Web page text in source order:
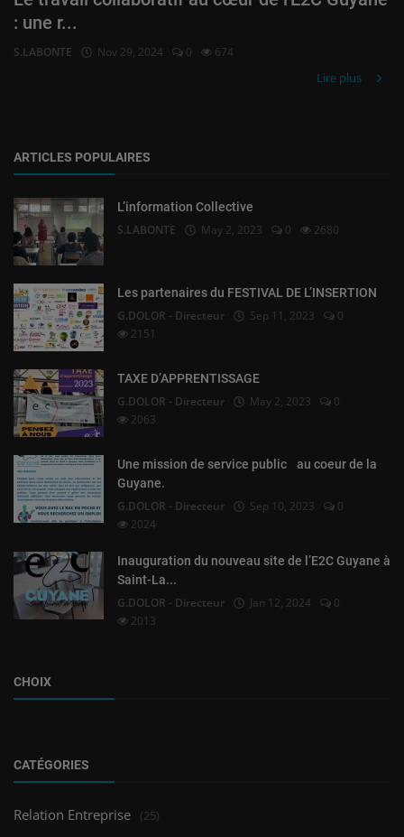
: une r...
S.LABONTE Nov 29, 2024 0 674
Lire plus
ARTICLES POPULAIRES
L’information Collective
S.LABONTE May 2, 2023 0 2680
Les partenaires du FESTIVAL DE L’INSERTION
G.DOLOR - Directeur Sep 11, 2023
0
2151
TAXE D’APPRENTISSAGE
G.DOLOR - Directeur May 2, 2023
0
2063
Une mission de service public au coeur de la
Guyane.
G.DOLOR - Directeur Sep 10, 2023
0
2024
Inauguration du nouveau site de l’E2C Guyane à
Saint-La...
G.DOLOR - Directeur Jan 12, 2024
0
2013
CHOIX
CATÉGORIES
Relation Entreprise (25)